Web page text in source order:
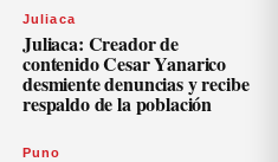
Juliaca
Juliaca: Creador de
contenido Cesar Yanarico
desmiente denuncias y recibe
respaldo de la población
Puno